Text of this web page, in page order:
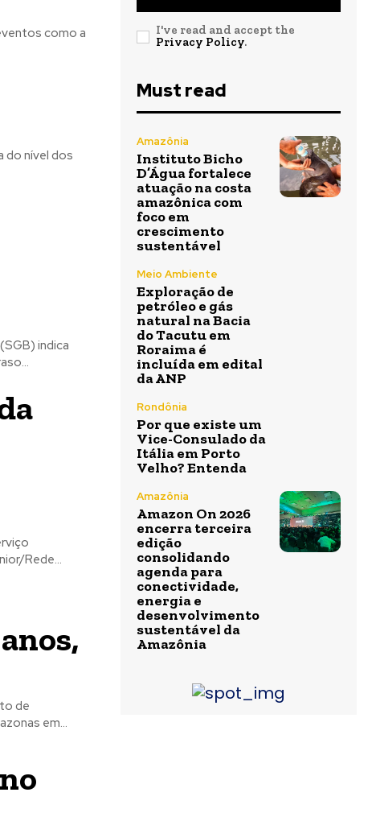
como a
do nível dos
indica
Com o atraso...
Júnior/Rede...
de
pelo Amazonas em...
I've read and accept the
Privacy Policy.
Must read
Amazônia
Instituto Bicho
D’Água fortalece
atuação na costa
amazônica com
foco em
crescimento
sustentável
Meio Ambiente
Exploração de
petróleo e gás
natural na Bacia
do Tacutu em
Roraima é
incluída em edital
da ANP
Rondônia
Por que existe um
Vice-Consulado da
Itália em Porto
Velho? Entenda
Amazônia
Amazon On 2026
encerra terceira
edição
consolidando
agenda para
conectividade,
energia e
desenvolvimento
sustentável da
Amazônia